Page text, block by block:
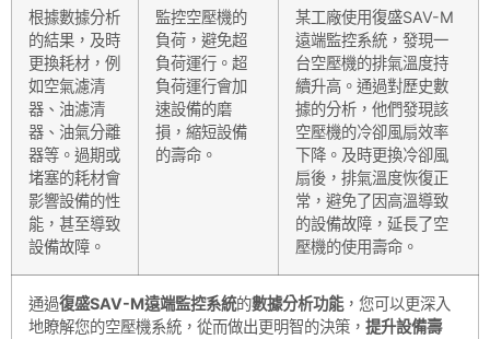
根據數據分析
的結果，及時
更換耗材，例
如空氣濾清
器、油濾清
器、油氣分離
器等。過期或
堵塞的耗材會
影響設備的性
能，甚至導致
設備故障。
監控空壓機的
負荷，避免超
負荷運行。超
負荷運行會加
速設備的磨
損，縮短設備
的壽命。
某工廠使用復盛SAV-M
遠端監控系統，發現一
台空壓機的排氣溫度持
續升高。通過對歷史數
據的分析，他們發現該
空壓機的冷卻風扇效率
下降。及時更換冷卻風
扇後，排氣溫度恢復正
常，避免了因高溫導致
的設備故障，延長了空
壓機的使用壽命。
通過復盛SAV-M遠端監控系統的數據分析功能 ，您可以更深入
地瞭解您的空壓機系統，從而做出更明智的決策， 提升設備壽